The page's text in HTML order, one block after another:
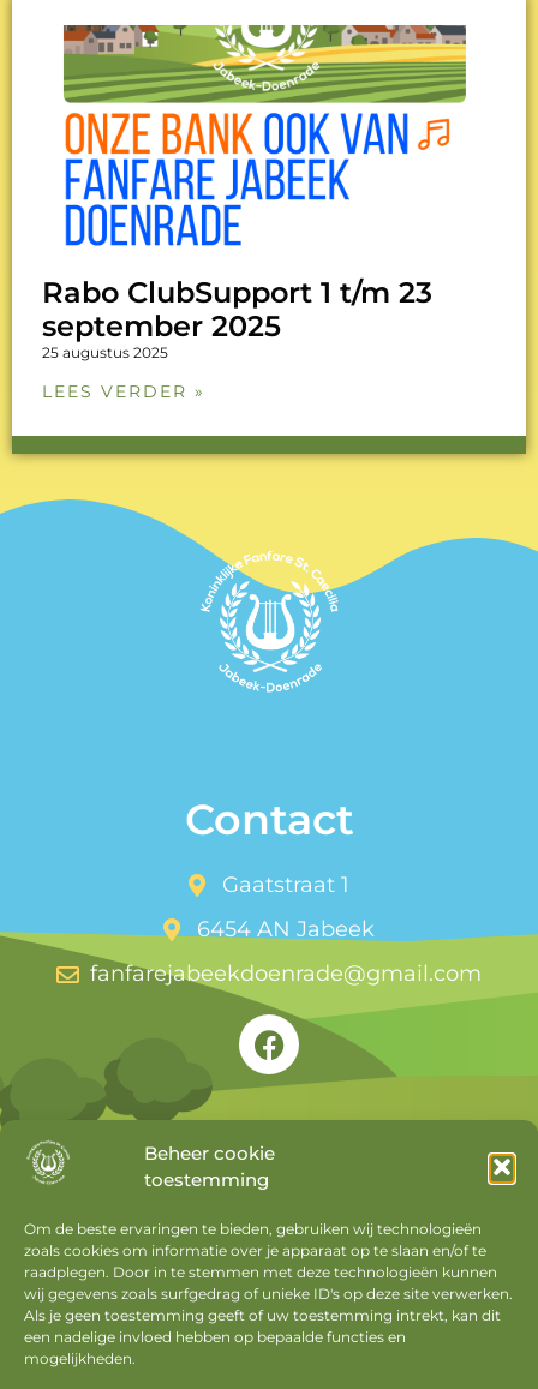
Beheer cookie
toestemming
Om de beste ervaringen te bieden, gebruiken wij technologieën
zoals cookies om informatie over je apparaat op te slaan en/of te
raadplegen. Door in te stemmen met deze technologieën kunnen
wij gegevens zoals surfgedrag of unieke ID's op deze site verwerken.
Als je geen toestemming geeft of uw toestemming intrekt, kan dit
een nadelige invloed hebben op bepaalde functies en
mogelijkheden.
Rabo ClubSupport 1 t/m 23
september 2025
25 augustus 2025
LEES VERDER »
Contact
Gaatstraat 1
6454 AN Jabeek
fanfarejabeekdoenrade@gmail.com
Snel naar
Agenda
Nieuws
Privacyverklaring